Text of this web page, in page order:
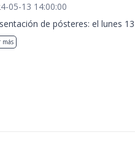
05-13 14:00:00
de pósteres: el lunes
más